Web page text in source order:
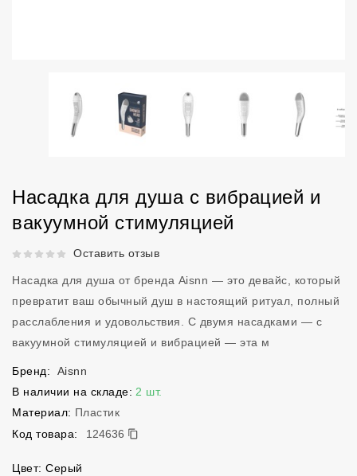
Насадка для душа с вибрацией и
вакуумной стимуляцией
Рейтинг 5 из 5.Оставить отзыв
Насадка для душа от бренда Aisnn — это девайс, который
превратит ваш обычный душ в настоящий ритуал, полный
расслабления и удовольствия. С двумя насадками — с
вакуумной стимуляцией и вибрацией — эта м
Бренд:
Aisnn
В наличии на складе: 2 шт.
Материал: Пластик
Код товара:
124636
124636
Цвет: Серый